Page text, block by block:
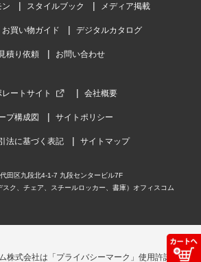
ン スタイルブック メディア掲載
お買い物ガイド デジタルカタログ
積り依頼 お問い合わせ
レートサイト 会社概要
プ構成図 サイトポリシー
法に基づく表記 サイトマップ
田区九段北4-1-7 九段センタービル7F
ク、チェア、スチールロッカー、書庫）オフィスコム
株式会社は「プライバシーマーク」使用許諾事